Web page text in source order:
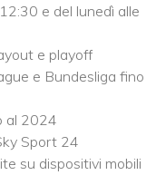
e del lunedì alle
e playoff
e Bundesliga fino
al 2024
Sport 24
su dispositivi mobili